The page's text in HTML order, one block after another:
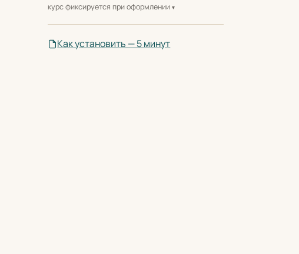
курс фиксируется при оформлении
Как установить — 5 минут